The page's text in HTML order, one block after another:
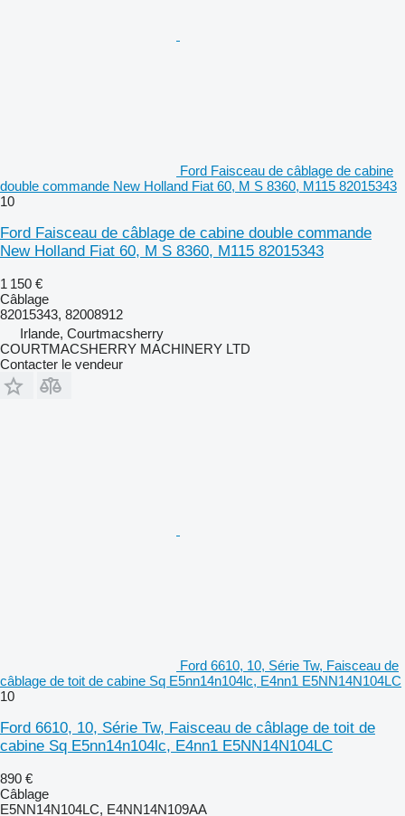
Ford Faisceau de câblage de cabine
double commande New Holland Fiat 60, M S 8360, M115 82015343
10
Ford Faisceau de câblage de cabine double commande
New Holland Fiat 60, M S 8360, M115 82015343
1 150 €
Câblage
82015343, 82008912
Irlande, Courtmacsherry
COURTMACSHERRY MACHINERY LTD
Contacter le vendeur
Ford 6610, 10, Série Tw, Faisceau de
câblage de toit de cabine Sq E5nn14n104lc, E4nn1 E5NN14N104LC
10
Ford 6610, 10, Série Tw, Faisceau de câblage de toit de
cabine Sq E5nn14n104lc, E4nn1 E5NN14N104LC
890 €
Câblage
E5NN14N104LC, E4NN14N109AA